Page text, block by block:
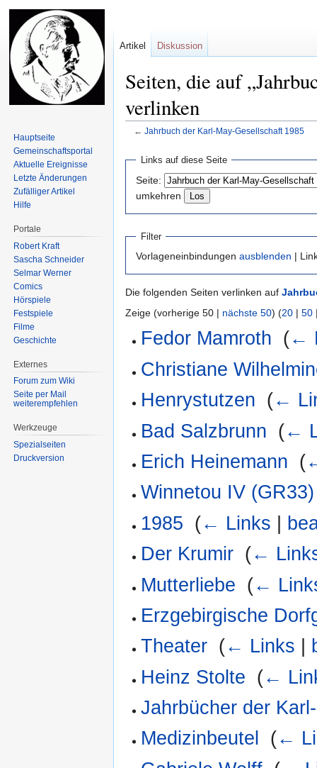
Seiten, die auf
verlinken
← Jahrbuch der Karl-May-Gesellschaft 1985
Navigation
springen
springen
Links auf diese Seite
Seite:
umkehren
Filter
Vorlageneinbindungen ausblenden |
Die folgenden Seiten verlinken auf
Zeige (vorherige 50 | nächste 50) (20 | 50
Fedor Mamroth (←
Christiane
Henrystutzen (←
Bad Salzbrunn (←
Erich Heinemann (
Winnetou IV (GR33)
1985 (← Links
Der Krumir (←
Mutterliebe (←
Erzgebirgische
Theater (← Links
Heinz Stolte (←
Jahrbücher der
Medizinbeutel
(←
Artikel Diskussion
Hauptseite
Gemeinschafts­portal
Aktuelle Ereignisse
Letzte Änderungen
Zufälliger Artikel
Hilfe
Portale
Robert Kraft
Sascha Schneider
Selmar Werner
Comics
Hörspiele
Festspiele
Filme
Geschichte
Externes
Forum zum Wiki
Seite per Mail
weiterempfehlen
Werkzeuge
Spezialseiten
Druckversion